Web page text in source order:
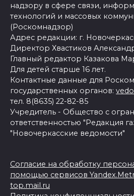
надзору в сфере связи,
технологий и массовых
(Роскомнадзор)
Адрес редакции: г.
Директор Хвастиков
Главный редактор Казакова
Для детей старше 16 лет.
Контактные данные для
государственных органов:
тел. 8(8635) 22-82-85
Учредитель - Общество с
ответственностью "Редакция
"Новочеркасские ведомости"
Согласие на обработку
помощью сервисов
top.mail.ru